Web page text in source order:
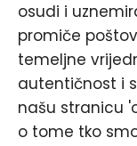
osudi i
promiče
temeljne
autentičnost i
našu stranicu
o tome tko